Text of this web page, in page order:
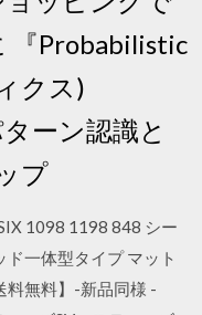
『Probabilistic
クス)
ーン認識と
プ
1098 1198 848 シー
ド一体型タイプ マット
料無料】-新品同様 -